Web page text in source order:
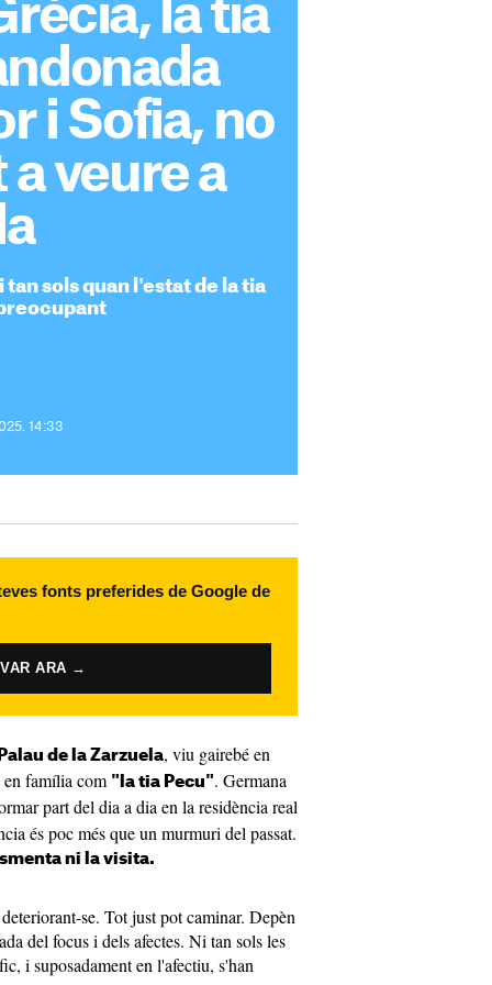
la tia
i Sofia, no
veure a
tan sols quan l'estat de la tia
14:33
fonts preferides de Google de
ARA →
de la Zarzuela, viu gairebé en
en família com "la tia Pecu". Germana
part del dia a dia en la residència real
és poc més que un murmuri del passat.
ni la visita.
se. Tot just pot caminar. Depèn
del focus i dels afectes. Ni tan sols les
i suposadament en l'afectiu, s'han